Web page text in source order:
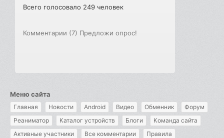
Всего голосовало 249 человек
Комментарии (7) Предложи опрос!
Меню сайта
Главная Новости Android Видео Обменник
Форум
Реаниматор
Каталог устройств Блоги
Команда сайта
Активные участники
Все комментарии Правила